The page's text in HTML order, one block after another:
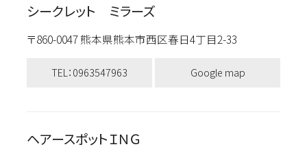
シークレット ミラーズ
〒860-0047 熊本県熊本市西区春日4丁目2-33
TEL：0963547963 Google map
ヘアースポットＩＮＧ